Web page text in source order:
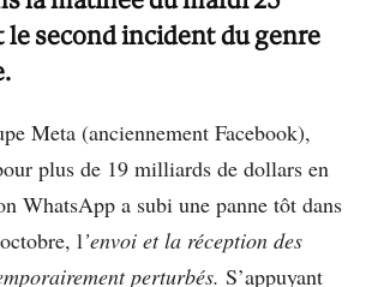
le second incident du genre
Meta (anciennement Facebook),
plus de 19 milliards de dollars en
WhatsApp a subi une panne tôt dans
l’envoi et la réception des
perturbés. S’appuyant